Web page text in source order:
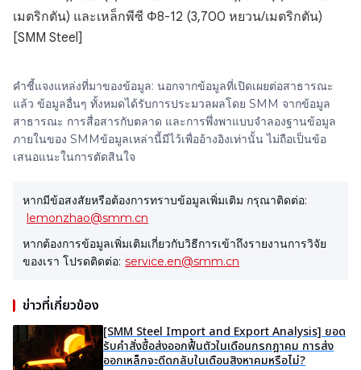
เมตริกตัน) และเหล็กพีซี Φ8-12 (3,700 หยวน/เมตริกตัน)
[SMM Steel]
คำชี้แจงแหล่งที่มาของข้อมูล: นอกจากข้อมูลที่เปิดเผยต่อสาธารณะ
แล้ว ข้อมูลอื่นๆ ทั้งหมดได้รับการประมวลผลโดย SMM จากข้อมูล
สาธารณะ การสื่อสารกับตลาด และการพึ่งพาแบบจำลองฐานข้อมูล
ภายในของ SMMข้อมูลเหล่านี้มีไว้เพื่ออ้างอิงเท่านั้น ไม่ถือเป็นข้อ
เสนอแนะในการตัดสินใจ
หากมีข้อสงสัยหรือต้องการทราบข้อมูลเพิ่มเติม กรุณาติดต่อ:
lemonzhao@smm.cn
หากต้องการข้อมูลเพิ่มเติมเกี่ยวกับวิธีการเข้าถึงรายงานการวิจัย
ของเรา โปรดติดต่อ: service.en@smm.cn
ข่าวที่เกี่ยวข้อง
[SMM Steel Import and Export Analysis] ยอด
รับคำสั่งซื้อส่งออกฟื้นตัวในเดือนกรกฎาคม การส่ง
ออกเหล็กจะดีดกลับในเดือนสิงหาคมหรือไม่?